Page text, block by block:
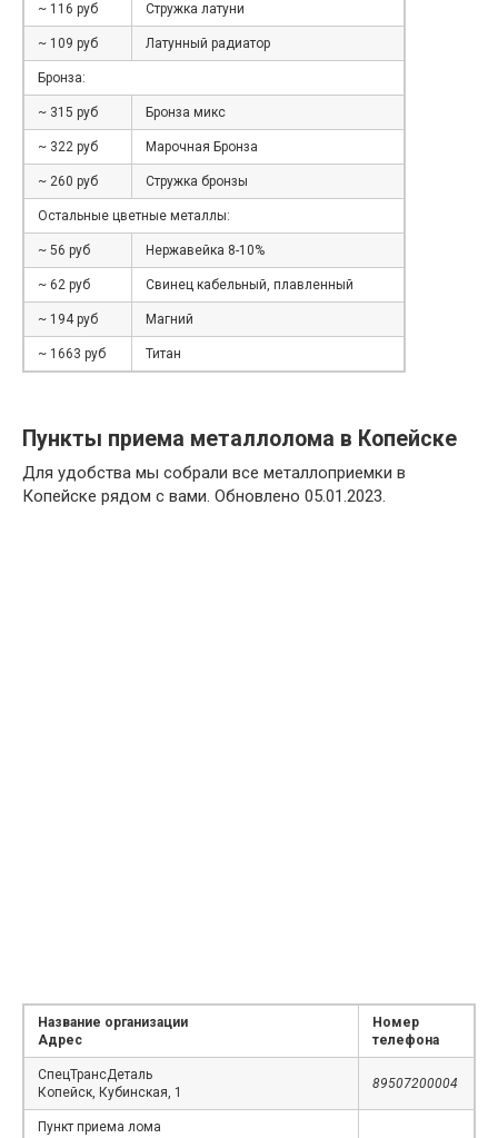
~ 116 руб Стружка латуни
~ 109 руб Латунный радиатор
Бронза:
~ 315 руб Бронза микс
~ 322 руб Марочная Бронза
~ 260 руб Стружка бронзы
Остальные цветные металлы:
~ 56 руб Нержавейка 8-10%
~ 62 руб Свинец кабельный, плавленный
~ 194 руб Магний
~ 1663 руб Титан
Пункты приема металлолома в Копейске
Для удобства мы собрали все металлоприемки в
Копейске рядом с вами. Обновлено 05.01.2023.
Название организации
Адрес
Номер
телефона
СпецТрансДеталь
Копейск, Кубинская, 1
89507200004
Пункт приема лома